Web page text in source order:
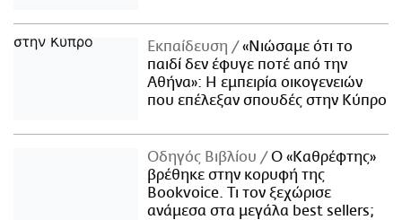
Εκπαίδευση
«Νιώσαμε ότι το
παιδί δεν έφυγε ποτέ από την
Αθήνα»: Η εμπειρία οικογενειών
που επέλεξαν σπουδές στην Κύπρο
Οδηγός Βιβλίου
Ο «Καθρέφτης»
βρέθηκε στην κορυφή της
Bookvoice. Τι τον ξεχώρισε
ανάμεσα στα μεγάλα best sellers;